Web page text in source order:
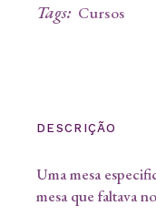
Tags: Cursos
DESCRIÇÃO
Uma mesa
mesa que faltava